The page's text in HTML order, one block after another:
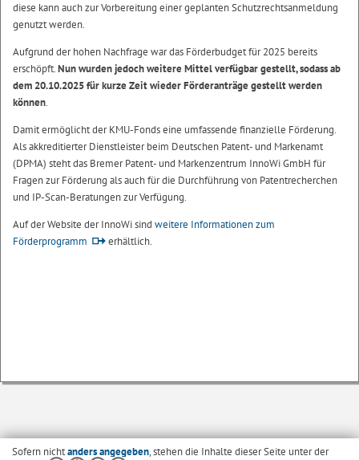
diese kann auch zur Vorbereitung einer geplanten Schutzrechtsanmeldung
genutzt werden.
Aufgrund der hohen Nachfrage war das Förderbudget für 2025 bereits
erschöpft.Nun wurden jedoch weitere Mittel verfügbar gestellt, sodass ab
dem 20.10.2025 für kurze Zeit wieder Förderanträge gestellt werden
können.
Damit ermöglicht der KMU-Fonds eine umfassende finanzielle Förderung.
Als akkreditierter Dienstleister beim Deutschen Patent- und Markenamt
(DPMA) steht das Bremer Patent- und Markenzentrum InnoWi GmbH für
Fragen zur Förderung als auch für die Durchführung von Patentrecherchen
und IP-Scan-Beratungen zur Verfügung.
Auf der Website der InnoWi sind weitere Informationen zum
Förderprogramm
erhältlich.
Sofern nichtanders angegeben, stehen die Inhalte dieser Seite unter der